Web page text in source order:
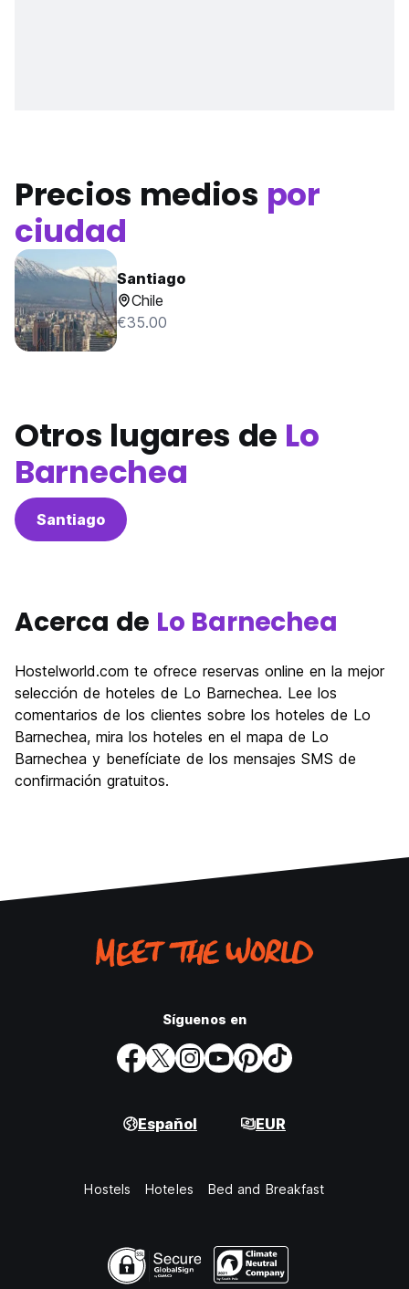
Precios medios por
ciudad
Santiago
Chile
€35.00
Otros lugares de Lo
Barnechea
Santiago
Acerca de Lo Barnechea
Hostelworld.com te ofrece reservas online en la mejor
selección de hoteles de Lo Barnechea. Lee los
comentarios de los clientes sobre los hoteles de Lo
Barnechea, mira los hoteles en el mapa de Lo
Barnechea y benefíciate de los mensajes SMS de
confirmación gratuitos.
Síguenos en
Español EUR
Hostels Hoteles Bed and Breakfast